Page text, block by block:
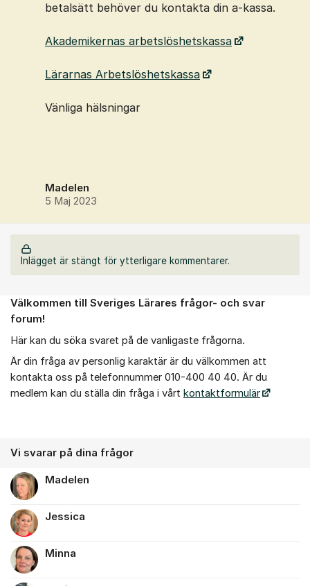
betalsätt behöver du kontakta din a-kassa.
Akademikernas arbetslöshetskassa
Lärarnas Arbetslöshetskassa
Vänliga hälsningar
Madelen
5 Maj 2023
Inlägget är stängt för ytterligare kommentarer.
Om forumet
Välkommen till Sveriges Lärares frågor- och svar
forum!
Här kan du söka svaret på de vanligaste frågorna.
Är din fråga av personlig karaktär är du välkommen att
kontakta oss på telefonnummer 010-400 40 40. Är du
medlem kan du ställa din fråga i vårt kontaktformulär
Vi svarar på dina frågor
Madelen
Jessica
Minna